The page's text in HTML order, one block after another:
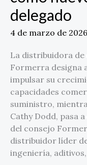
delegado
4 de marzo de 2026
La distribuidora de
Formerra designa
impulsar su
capacidades
suministro,
Cathy Dodd, pasa
del consejo
distribuidor líder
ingeniería, aditivos,